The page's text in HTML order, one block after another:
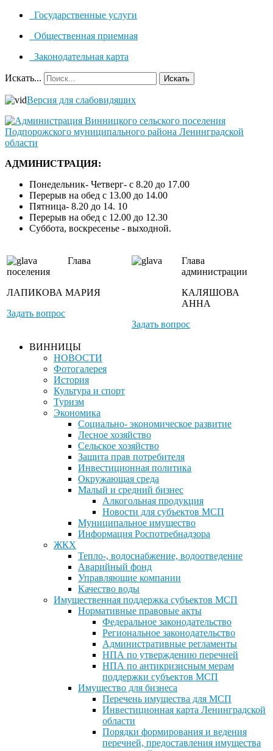
Государственные услуги
Общественная приемная
Законодательная карта
Искать... Искать
Версия для слабовидящих
АДМИНИСТРАЦИЯ:
Понедельник- Четверг- с 8.20 до 17.00
Перерыв на обед с 13.00 до 14.00
Пятница- 8.20 до 14. 10
Перерыв на обед с 12.00 до 12.30
Суббота, воскресенье - выходной.
Глава
поселения
ЛАПИКОВА МАРИЯ
Задать вопрос
Глава
администрации
КАЛЯШОВА
АННА
Задать вопрос
ВИННИЦЫ
НОВОСТИ
Фотогалерея
История
Культура и спорт
Туризм
Экономика
Социально- экономическое развитие
Лесное хозяйство
Сельское хозяйство
Защита прав потребителя
Инвестиционная политика
Окружающая среда
Малый и средний бизнес
Алкогольная продукция
Новости для субъектов МСП
Муниципальное имущество
Информация Роспотребнадзора
ЖКХ
Тепло-, водоснабжение, водоотведение
Аварийный фонд
Управляющие компании
Качество воды
Имущественная поддержка субъектов МСП
Нормативные правовые акты
Федеральное законодательство
Региональное законодательство
Административные регламенты
НПА по утверждению перечней
НПА по антикризисным мерам
поддержки субъектов МСП
Имущество для бизнеса
Перечень имущества для МСП
Инвестиционная карта Ленинградской
области
Порядки формирования и ведения
перечней, предоставления имущества